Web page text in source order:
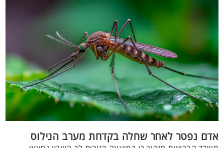
אדם נפטר לאחר שחלה בקדחת מערב הנילוס